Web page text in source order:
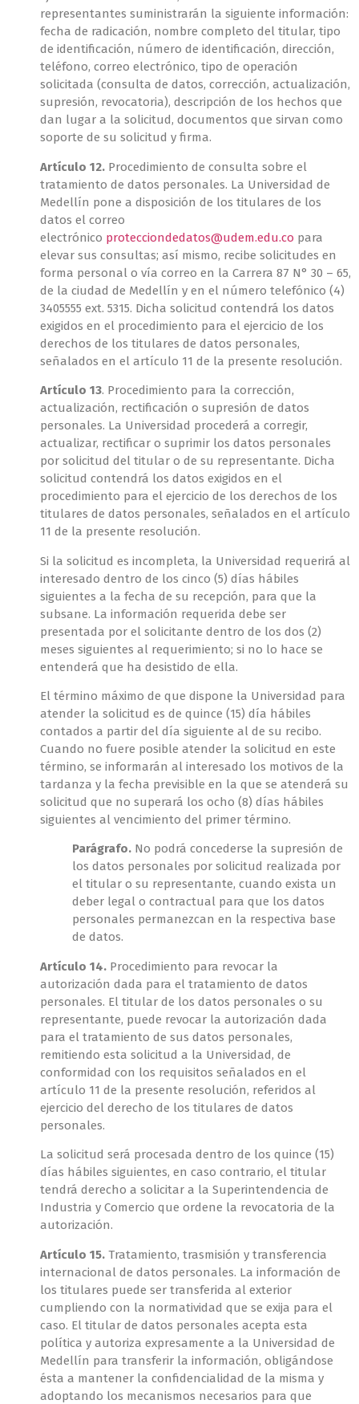
representantes suministrarán la siguiente información:
fecha de radicación, nombre completo del titular, tipo
de identificación, número de identificación, dirección,
teléfono, correo electrónico, tipo de operación
solicitada (consulta de datos, corrección, actualización,
supresión, revocatoria), descripción de los hechos que
dan lugar a la solicitud, documentos que sirvan como
soporte de su solicitud y firma.
Artículo 12. Procedimiento de consulta sobre el
tratamiento de datos personales. La Universidad de
Medellín pone a disposición de los titulares de los
datos el correo
electrónico protecciondedatos@udem.edu.co para
elevar sus consultas; así mismo, recibe solicitudes en
forma personal o vía correo en la Carrera 87 N° 30 – 65,
de la ciudad de Medellín y en el número telefónico (4)
3405555 ext. 5315. Dicha solicitud contendrá los datos
exigidos en el procedimiento para el ejercicio de los
derechos de los titulares de datos personales,
señalados en el artículo 11 de la presente resolución.
Artículo 13. Procedimiento para la corrección,
actualización, rectificación o supresión de datos
personales. La Universidad procederá a corregir,
actualizar, rectificar o suprimir los datos personales
por solicitud del titular o de su representante. Dicha
solicitud contendrá los datos exigidos en el
procedimiento para el ejercicio de los derechos de los
titulares de datos personales, señalados en el artículo
11 de la presente resolución.
Si la solicitud es incompleta, la Universidad requerirá al
interesado dentro de los cinco (5) días hábiles
siguientes a la fecha de su recepción, para que la
subsane. La información requerida debe ser
presentada por el solicitante dentro de los dos (2)
meses siguientes al requerimiento; si no lo hace se
entenderá que ha desistido de ella.
El término máximo de que dispone la Universidad para
atender la solicitud es de quince (15) día hábiles
contados a partir del día siguiente al de su recibo.
Cuando no fuere posible atender la solicitud en este
término, se informarán al interesado los motivos de la
tardanza y la fecha previsible en la que se atenderá su
solicitud que no superará los ocho (8) días hábiles
siguientes al vencimiento del primer término.
Parágrafo. No podrá concederse la supresión de
los datos personales por solicitud realizada por
el titular o su representante, cuando exista un
deber legal o contractual para que los datos
personales permanezcan en la respectiva base
de datos.
Artículo 14. Procedimiento para revocar la
autorización dada para el tratamiento de datos
personales. El titular de los datos personales o su
representante, puede revocar la autorización dada
para el tratamiento de sus datos personales,
remitiendo esta solicitud a la Universidad, de
conformidad con los requisitos señalados en el
artículo 11 de la presente resolución, referidos al
ejercicio del derecho de los titulares de datos
personales.
La solicitud será procesada dentro de los quince (15)
días hábiles siguientes, en caso contrario, el titular
tendrá derecho a solicitar a la Superintendencia de
Industria y Comercio que ordene la revocatoria de la
autorización.
Artículo 15. Tratamiento, trasmisión y transferencia
internacional de datos personales. La información de
los titulares puede ser transferida al exterior
cumpliendo con la normatividad que se exija para el
caso. El titular de datos personales acepta esta
política y autoriza expresamente a la Universidad de
Medellín para transferir la información, obligándose
ésta a mantener la confidencialidad de la misma y
adoptando los mecanismos necesarios para que